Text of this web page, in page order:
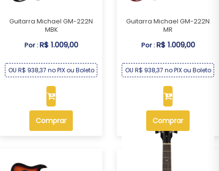
Guitarra Michael GM-222N
MBK
Por :R$ 1.009,00
OU R$ 938,37 no PIX ou Boleto
Comprar
Guitarra Michael GM-222N
MR
Por :R$ 1.009,00
OU R$ 938,37 no PIX ou Boleto
Comprar